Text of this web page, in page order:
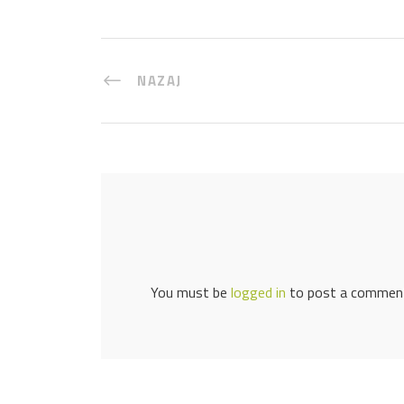
NAZAJ
You must be logged in to post a